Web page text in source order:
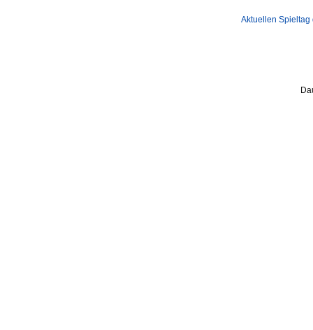
Aktuellen Spieltag